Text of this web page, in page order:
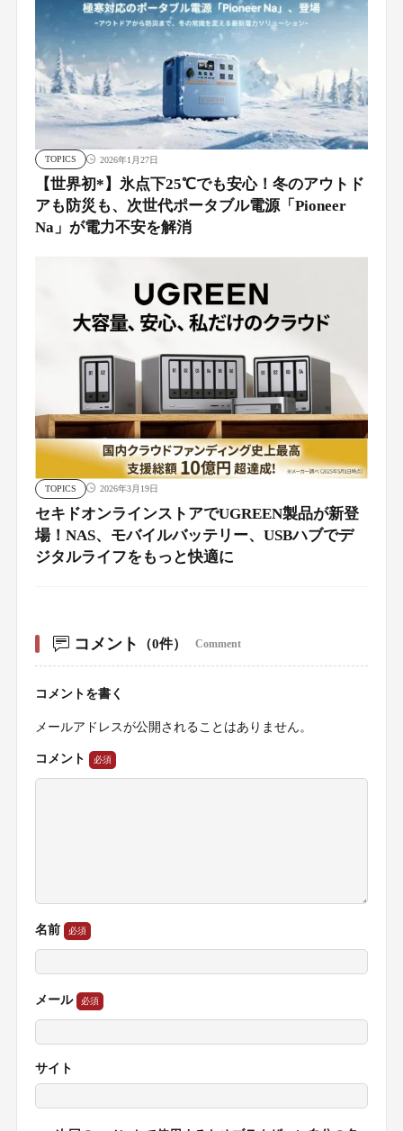
TOPICS 2026年1月27日
【世界初*】氷点下25℃でも安心！冬のアウトド
アも防災も、次世代ポータブル電源「Pioneer
Na」が電力不安を解消
TOPICS 2026年3月19日
セキドオンラインストアでUGREEN製品が新登
場！NAS、モバイルバッテリー、USBハブでデ
ジタルライフをもっと快適に
コメント （0件） Comment
コメントを書く
メールアドレスが公開されることはありません。
コメント
名前
メール
サイト